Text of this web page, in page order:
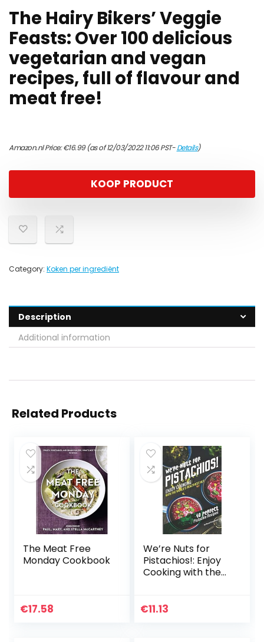
The Hairy Bikers’ Veggie
Feasts: Over 100 delicious
vegetarian and vegan
recipes, full of flavour and
meat free!
Amazon.nl Price:€16.99(as of 12/03/2022 11:06 PST-Details)
KOOP PRODUCT
Category: Koken per ingrediënt
Description
Additional information
Related Products
The Meat Free
Monday Cookbook
€17.58
We’re Nuts for
Pistachios!: Enjoy
Cooking with the
Pistachio Recipes
€11.13